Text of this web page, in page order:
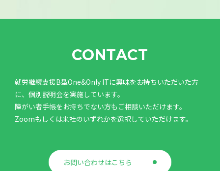
CONTACT
就労継続支援B型One&Only ITに興味をお持ちいただいた方
に、個別説明会を実施しています。
障がい者手帳をお持ちでない方もご相談いただけます。
Zoomもしくは来社のいずれかを選択していただけます。
お問い合わせはこちら